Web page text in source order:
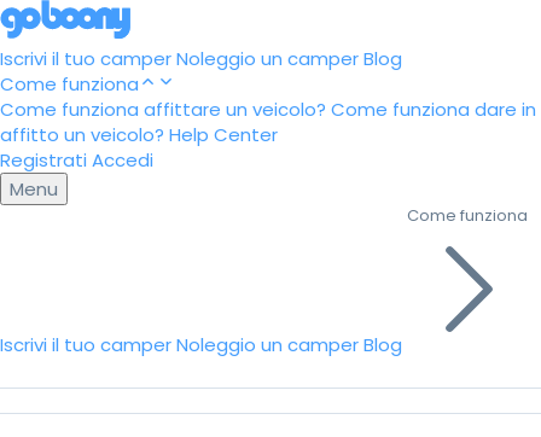
Iscrivi il tuo camperNoleggio un camperBlog
Come funziona
Come funziona affittare un veicolo? Come funziona dare in
affitto un veicolo? Help Center
Registrati Accedi
Menu
Iscrivi il tuo camperNoleggio un camperBlog
Come funziona